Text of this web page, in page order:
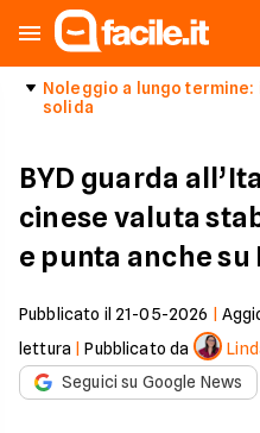
Noleggio a lungo termine:
solida
BYD guarda
cinese valuta
e punta anche su
Pubblicato il 21-05-2026
lettura |Pubblicato da
Seguici su Google News